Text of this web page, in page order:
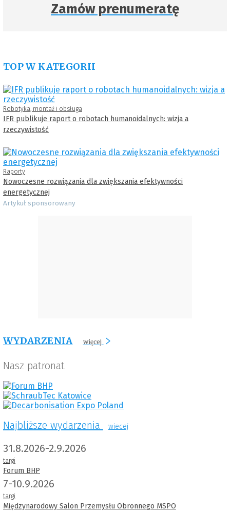
Zamów prenumeratę
TOP W KATEGORII
Robotyka, montaż i obsługa
IFR publikuje raport o robotach humanoidalnych: wizja a
rzeczywistość
Raporty
Nowoczesne rozwiązania dla zwiększania efektywności
energetycznej
Artykuł sponsorowany
WYDARZENIA więcej
Nasz patronat
Najbliższe wydarzenia wiecej
31.8.2026-2.9.2026
targi
Forum BHP
7-10.9.2026
targi
Międzynarodowy Salon Przemysłu Obronnego MSPO